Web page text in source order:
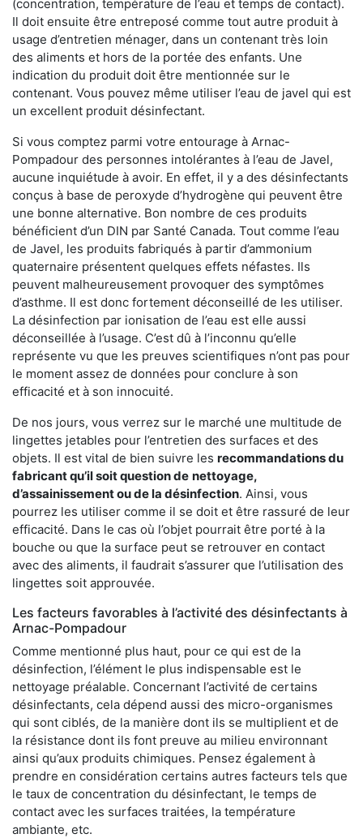
(concentration, température de l’eau et temps de contact).
Il doit ensuite être entreposé comme tout autre produit à
usage d’entretien ménager, dans un contenant très loin
des aliments et hors de la portée des enfants. Une
indication du produit doit être mentionnée sur le
contenant. Vous pouvez même utiliser l’eau de javel qui est
un excellent produit désinfectant.
Si vous comptez parmi votre entourage à Arnac-
Pompadour des personnes intolérantes à l’eau de Javel,
aucune inquiétude à avoir. En effet, il y a des désinfectants
conçus à base de peroxyde d’hydrogène qui peuvent être
une bonne alternative. Bon nombre de ces produits
bénéficient d’un DIN par Santé Canada. Tout comme l’eau
de Javel, les produits fabriqués à partir d’ammonium
quaternaire présentent quelques effets néfastes. Ils
peuvent malheureusement provoquer des symptômes
d’asthme. Il est donc fortement déconseillé de les utiliser.
La désinfection par ionisation de l’eau est elle aussi
déconseillée à l’usage. C’est dû à l’inconnu qu’elle
représente vu que les preuves scientifiques n’ont pas pour
le moment assez de données pour conclure à son
efficacité et à son innocuité.
De nos jours, vous verrez sur le marché une multitude de
lingettes jetables pour l’entretien des surfaces et des
objets. Il est vital de bien suivre les recommandations du
fabricant qu’il soit question de nettoyage,
d’assainissement ou de la désinfection. Ainsi, vous
pourrez les utiliser comme il se doit et être rassuré de leur
efficacité. Dans le cas où l’objet pourrait être porté à la
bouche ou que la surface peut se retrouver en contact
avec des aliments, il faudrait s’assurer que l’utilisation des
lingettes soit approuvée.
Les facteurs favorables à l’activité des désinfectants à
Arnac-Pompadour
Comme mentionné plus haut, pour ce qui est de la
désinfection, l’élément le plus indispensable est le
nettoyage préalable. Concernant l’activité de certains
désinfectants, cela dépend aussi des micro-organismes
qui sont ciblés, de la manière dont ils se multiplient et de
la résistance dont ils font preuve au milieu environnant
ainsi qu’aux produits chimiques. Pensez également à
prendre en considération certains autres facteurs tels que
le taux de concentration du désinfectant, le temps de
contact avec les surfaces traitées, la température
ambiante, etc.